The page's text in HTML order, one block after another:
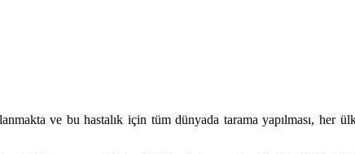
ve bu hastalık için tüm dünyada tarama yapılması, her